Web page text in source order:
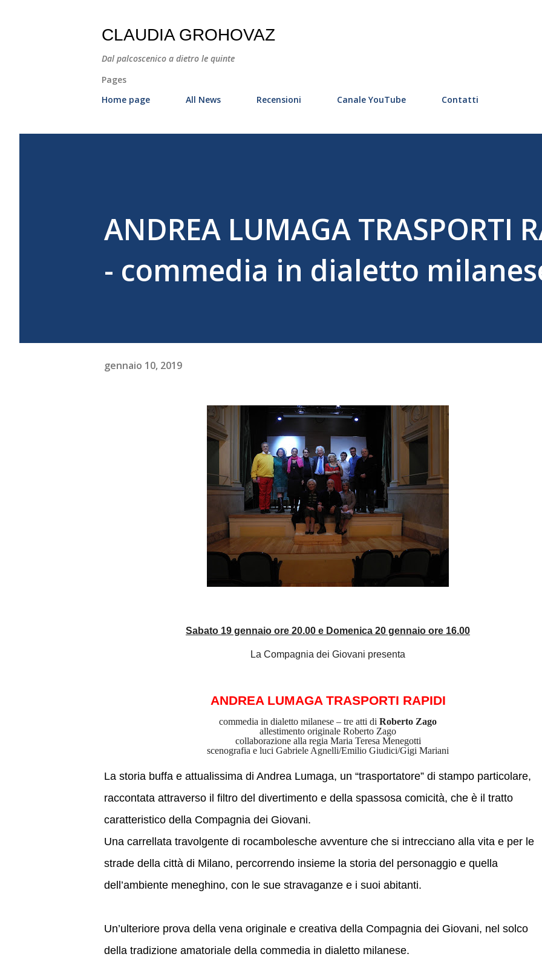
CLAUDIA GROHOVAZ
Dal palcoscenico a dietro le quinte
Pages
Home page
All News Recensioni Canale YouTube Contatti
ANDREA LUMAGA TRASPORTI
- commedia in dialetto
gennaio 10, 2019
Sabato 19 gennaio ore 20.00 e Domenica 20 gennaio ore 16.00
La Compagnia dei Giovani presenta
ANDREA LUMAGA TRASPORTI RAPIDI
commedia in dialetto milanese – tre atti di Roberto Zago
allestimento originale Roberto Zago
collaborazione alla regia Maria Teresa Menegotti
scenografia e luci Gabriele Agnelli/Emilio Giudici/Gigi Mariani
La storia buffa e attualissima di Andrea Lumaga, un “trasportatore” di stampo particolare,
raccontata attraverso il filtro del divertimento e della spassosa comicità, che è il tratto
caratteristico della Compagnia dei Giovani.
Una carrellata travolgente di rocambolesche avventure che si intrecciano alla vita e per le
strade della città di Milano, percorrendo insieme la storia del personaggio e quella
dell’ambiente meneghino, con le sue stravaganze e i suoi abitanti.
Un’ulteriore prova della vena originale e creativa della Compagnia dei Giovani, nel solco
della tradizione amatoriale della commedia in dialetto milanese.